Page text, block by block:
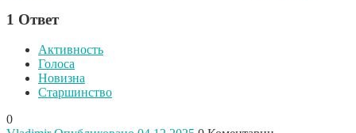
1 Ответ
Активность
Голоса
Новизна
Старшинство
0